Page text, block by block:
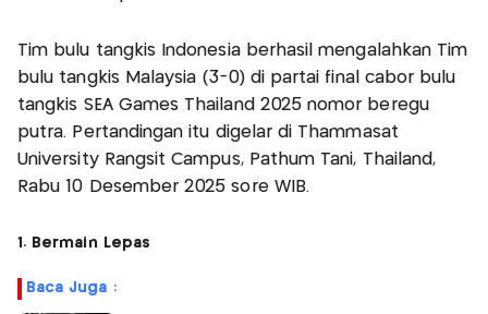
Tim bulu tangkis Indonesia berhasil mengalahkan Tim
bulu tangkis Malaysia (3-0) di partai final cabor bulu
tangkis SEA Games Thailand 2025 nomor beregu
putra. Pertandingan itu digelar di Thammasat
University Rangsit Campus, Pathum Tani, Thailand,
Rabu 10 Desember 2025 sore WIB.
1. Bermain Lepas
Baca Juga :